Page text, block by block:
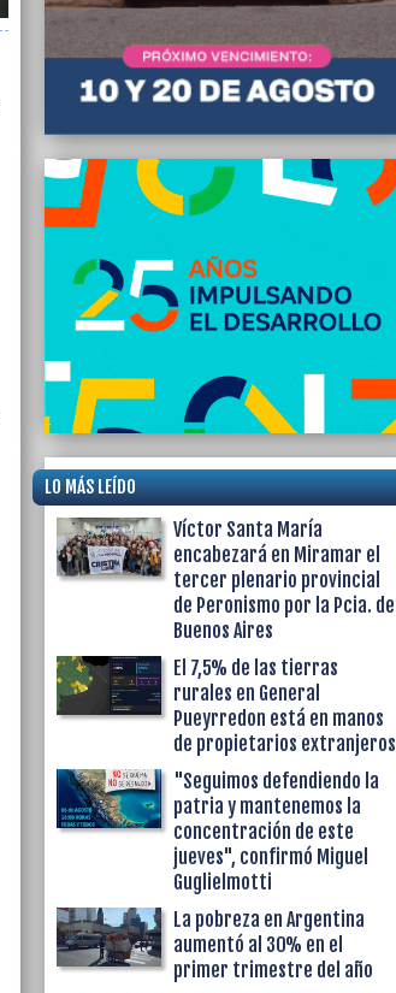
LO MÁS LEÍDO
Víctor Santa María
encabezará en Miramar el
tercer plenario provincial
de Peronismo por la Pcia. de
Buenos Aires
El 7,5% de las tierras
rurales en General
Pueyrredon está en manos
de propietarios extranjeros
"Seguimos defendiendo la
patria y mantenemos la
concentración de este
jueves", confirmó Miguel
Guglielmotti
La pobreza en Argentina
aumentó al 30% en el
primer trimestre del año